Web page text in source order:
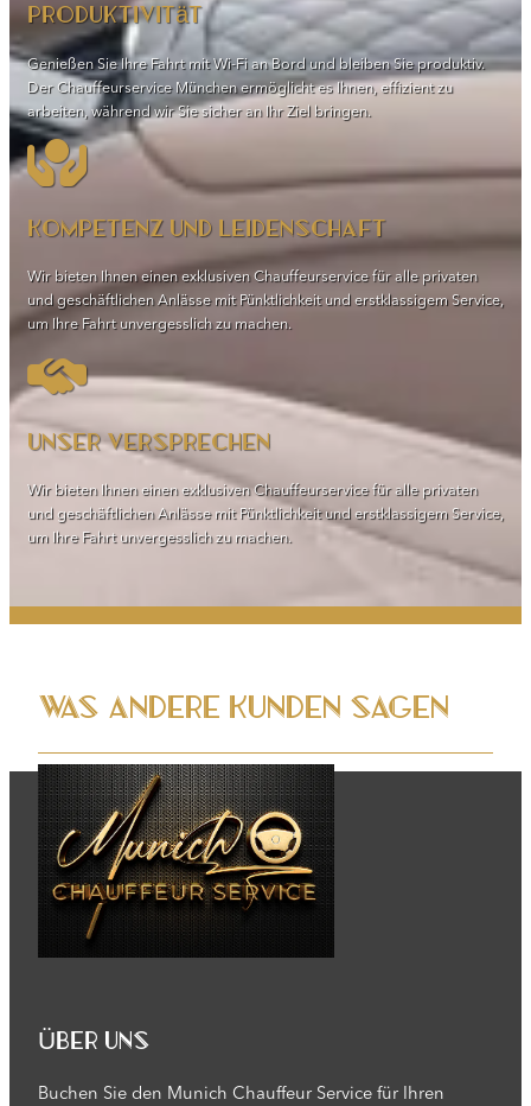
Produktivität
Genießen Sie Ihre Fahrt mit Wi-Fi an Bord und bleiben Sie produktiv.
Der Chauffeurservice München ermöglicht es Ihnen, effizient zu
arbeiten, während wir Sie sicher an Ihr Ziel bringen.
Kompetenz und Leidenschaft
Wir bieten Ihnen einen exklusiven Chauffeurservice für alle privaten
und geschäftlichen Anlässe mit Pünktlichkeit und erstklassigem Service,
um Ihre Fahrt unvergesslich zu machen.
Unser Versprechen
Wir bieten Ihnen einen exklusiven Chauffeurservice für alle privaten
und geschäftlichen Anlässe mit Pünktlichkeit und erstklassigem Service,
um Ihre Fahrt unvergesslich zu machen.
Was andere Kunden sagen
Über uns
Buchen Sie den Munich Chauffeur Service für Ihren